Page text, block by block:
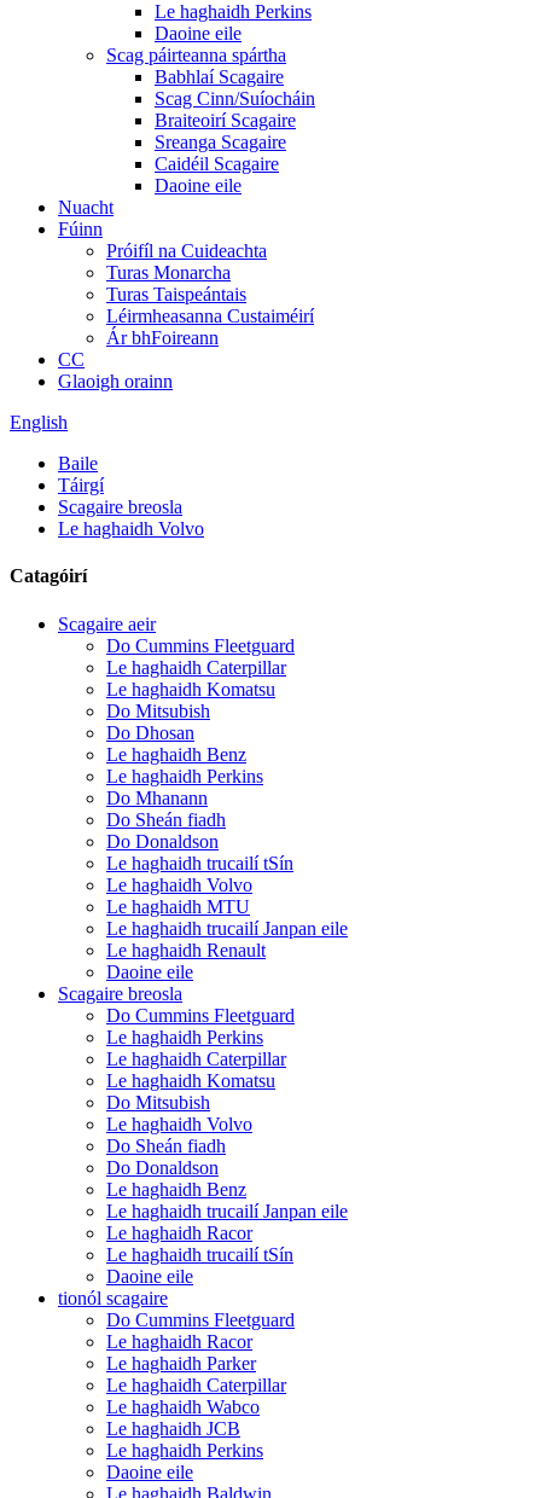
Le haghaidh Perkins
Daoine eile
Scag páirteanna spártha
Babhlaí Scagaire
Scag Cinn/Suíocháin
Braiteoirí Scagaire
Sreanga Scagaire
Caidéil Scagaire
Daoine eile
Nuacht
Fúinn
Próifíl na Cuideachta
Turas Monarcha
Turas Taispeántais
Léirmheasanna Custaiméirí
Ár bhFoireann
CC
Glaoigh orainn
English
Baile
Táirgí
Scagaire breosla
Le haghaidh Volvo
Catagóirí
Scagaire aeir
Do Cummins Fleetguard
Le haghaidh Caterpillar
Le haghaidh Komatsu
Do Mitsubish
Do Dhosan
Le haghaidh Benz
Le haghaidh Perkins
Do Mhanann
Do Sheán fiadh
Do Donaldson
Le haghaidh trucailí tSín
Le haghaidh Volvo
Le haghaidh MTU
Le haghaidh trucailí Janpan eile
Le haghaidh Renault
Daoine eile
Scagaire breosla
Do Cummins Fleetguard
Le haghaidh Perkins
Le haghaidh Caterpillar
Le haghaidh Komatsu
Do Mitsubish
Le haghaidh Volvo
Do Sheán fiadh
Do Donaldson
Le haghaidh Benz
Le haghaidh trucailí Janpan eile
Le haghaidh Racor
Le haghaidh trucailí tSín
Daoine eile
tionól scagaire
Do Cummins Fleetguard
Le haghaidh Racor
Le haghaidh Parker
Le haghaidh Caterpillar
Le haghaidh Wabco
Le haghaidh JCB
Le haghaidh Perkins
Daoine eile
Le haghaidh Baldwin